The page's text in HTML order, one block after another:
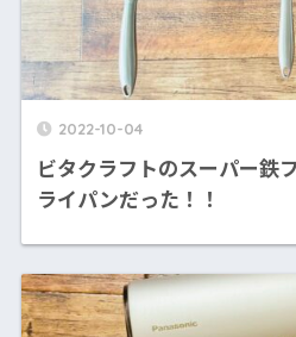
2022-10-04
ビタクラフトのスーパー鉄
ライパンだった！！